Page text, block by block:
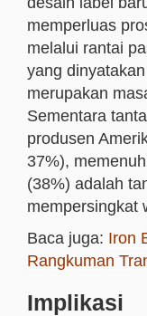
memperluas
melalui rantai
yang
merupakan
Sementara
produsen
37%),
(38%) adalah
mempersingkat
Baca juga: Iron
Rangkuman
Implikasi